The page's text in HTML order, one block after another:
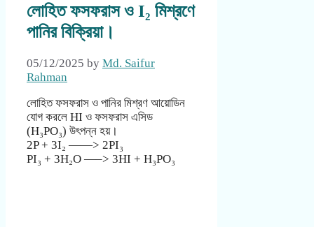
লোহিত ফসফরাস ও I₂ মিশ্রণে
পানির বিক্রিয়া।
05/12/2025 by Md. Saifur
Rahman
লোহিত ফসফরাস ও পানির মিশ্রণ আয়োডিন
যোগ করলে HI ও ফসফরাস এসিড
(H₃PO₃) উৎপন্ন হয়।
2P + 3I₂ ——> 2PI₃
PI₃ + 3H₂O —–> 3HI + H₃PO₃